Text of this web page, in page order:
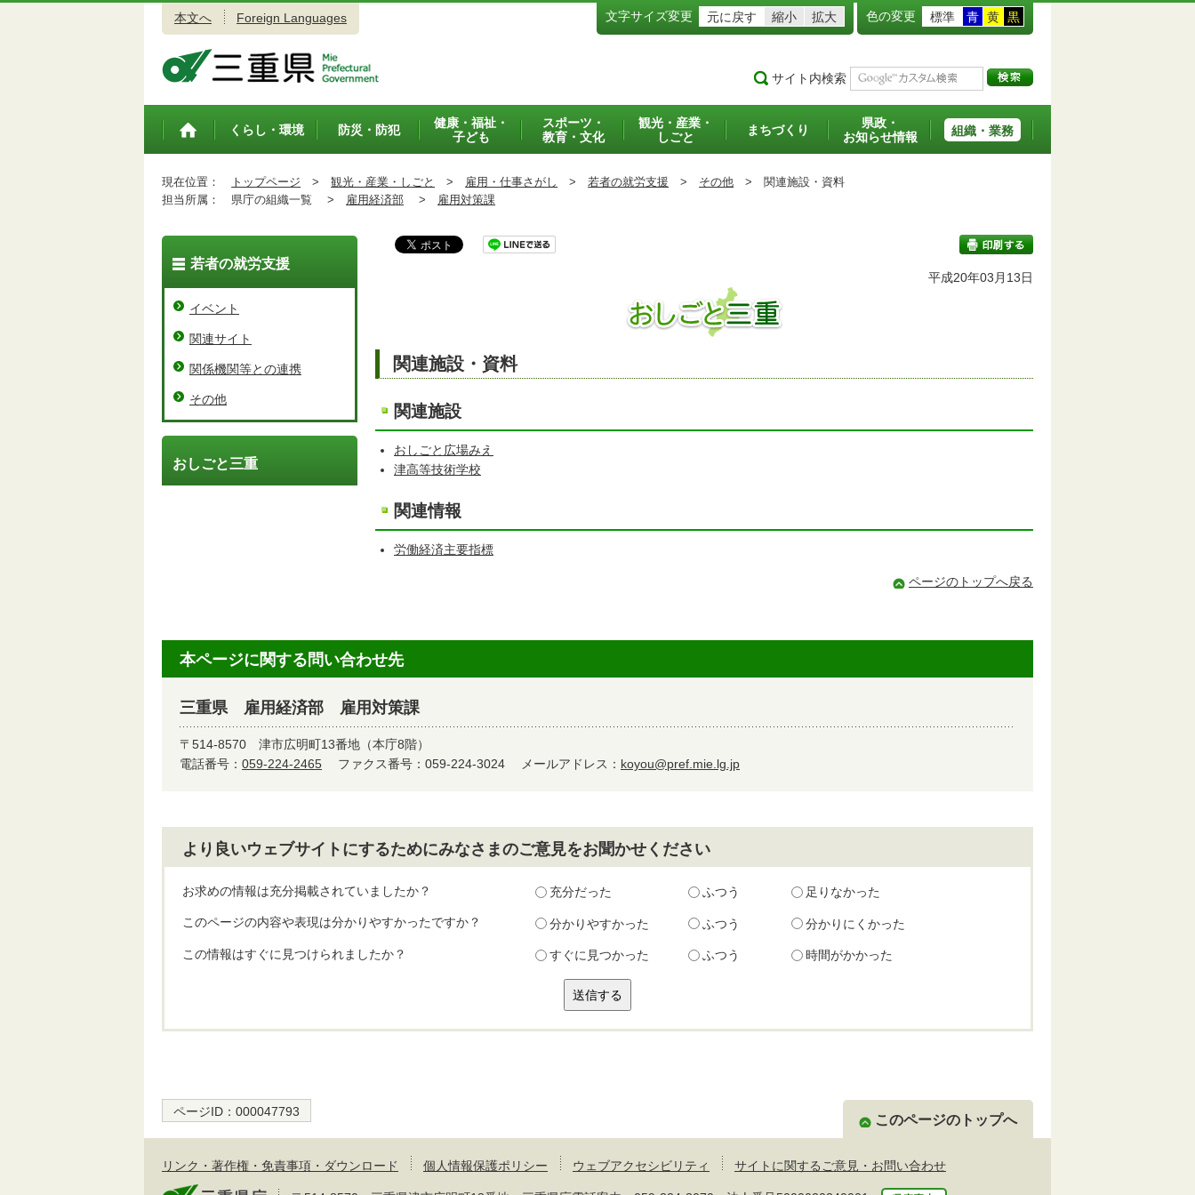
本文へ Foreign Languages 文字サイズ変更 元に戻す 縮小 拡大 色の変更 標準 青 黄 黒
サイト内検索
トップペ
くらし・環境 防災・防犯
健康・福祉・
子ども
スポーツ・
教育・文化
観光・産業・
しごと
まちづくり
県政・
お知らせ情報
組織・業務
現在位置： トップページ > 観光・産業・しごと > 雇用・仕事さがし > 若者の就労支援 > その他 > 関連施設・資料
担当所属：
県庁の組織一覧 > 雇用経済部 > 雇用対策課
平成20年03月13日
関連施設・資料
関連施設
おしごと広場みえ
津高等技術学校
関連情報
労働経済主要指標
ページのトップへ戻る
若者の就労支援
イベント
関連サイト
関係機関等との連携
その他
おしごと三重
本ページに関する問い合わせ先
三重県 雇用経済部 雇用対策課
〒514-8570 津市広明町13番地（本庁8階）
電話番号： 059-224-2465 ファクス番号：059-224-3024 メールアドレス： koyou@pref.mie.lg.jp
より良いウェブサイトにするためにみなさまのご意見をお聞かせください
お求めの情報は充分掲載されていましたか？ 充分だった ふつう 足りなかった
このページの内容や表現は分かりやすかったですか？ 分かりやすかった ふつう 分かりにくかった
この情報はすぐに見つけられましたか？ すぐに見つかった ふつう 時間がかかった
ページID： 000047793
このページのトップへ
リンク・著作権・免責事項・ダウンロード 個人情報保護ポリシー ウェブアクセシビリティ サイトに関するご意見・お問い合わせ